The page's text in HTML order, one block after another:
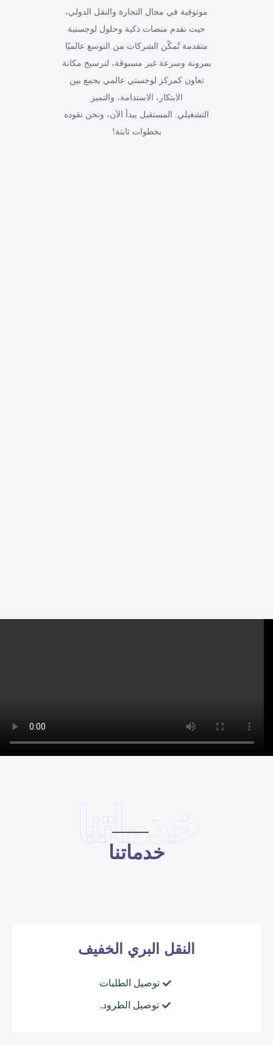
موثوقية في مجال التجارة والنقل الدولي،
حيث نقدم منصات ذكية وحلول لوجستية
متقدمة تُمكّن الشركات من التوسع عالميًا
بمرونة وسرعة غير مسبوقة، لترسيخ مكانة
تعاون كمركز لوجستي عالمي يجمع بين
الابتكار، الاستدامة، والتميز
التشغيلي. المستقبل يبدأ الآن، ونحن نقوده
بخطوات ثابتة!
خدماتنا
خدماتنا
النقل البري الخفيف
توصيل الطلبات
توصيل الطرود.